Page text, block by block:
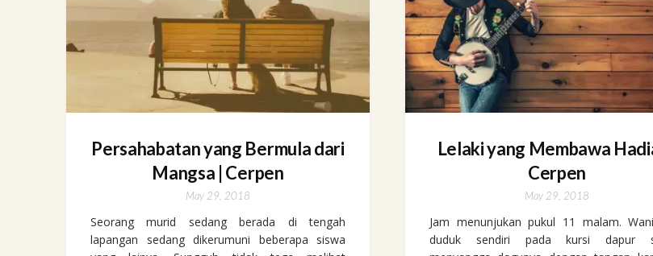
Persahabatan yang Bermula dari
Mangsa | Cerpen
May 29, 2018
Seorang murid sedang berada di tengah
lapangan sedang dikerumuni beberapa siswa
Lelaki yang Membawa
Cerpen
May 29, 2018
Jam menunjukan pukul 11 malam.
duduk sendiri pada kursi dapur